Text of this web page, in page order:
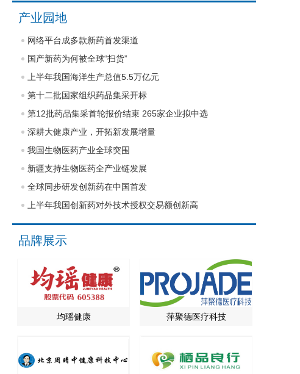
产业园地
网络平台成多款新药首发渠道
国产新药为何被全球“扫货”
上半年我国海洋生产总值5.5万亿元
第十二批国家组织药品集采开标
第12批药品集采首轮报价结束 265家企业拟中选
深耕大健康产业，开拓新发展增量
我国生物医药产业全球突围
新疆支持生物医药全产业链发展
全球同步研发创新药在中国首发
上半年我国创新药对外技术授权交易额创新高
品牌展示
均瑶健康 萍聚德医疗科技